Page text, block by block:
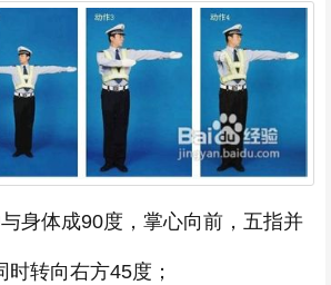
身体成90度，掌心向前，五指并
转向右方45度；